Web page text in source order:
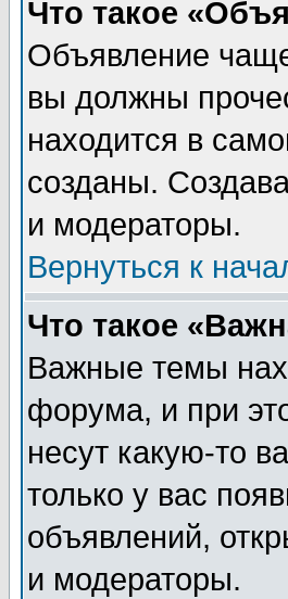
Что такое
Объявление
вы должны
находится в
созданы.
и модераторы.
Вернуться к
Что такое
Важные темы
форума, и при
несут какую-то
только у вас
объявлений,
и модераторы.